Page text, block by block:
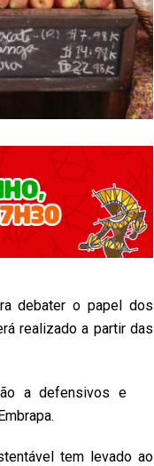
debater o papel dos
realizado a partir das
a defensivos e
tem levado ao